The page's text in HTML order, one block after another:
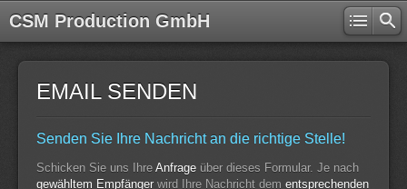
CSM Production GmbH
EMAIL SENDEN
Senden Sie Ihre Nachricht an die richtige Stelle!
Schicken Sie uns Ihre Anfrage über dieses Formular. Je nach
gewähltem Empfänger wird Ihre Nachricht dem entsprechenden